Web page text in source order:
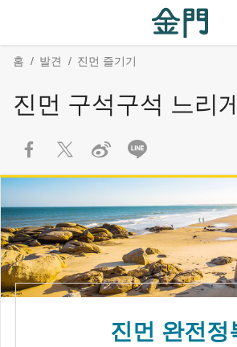
내
동
홈 발견 진먼 즐기기
진먼 구석구석 느리
Block
진먼 완전정